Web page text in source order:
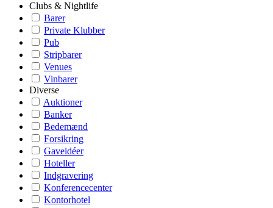
Clubs & Nightlife
Barer
Private Klubber
Pub
Stripbarer
Venues
Vinbarer
Diverse
Auktioner
Banker
Bedemænd
Forsikring
Gaveidéer
Hoteller
Indgravering
Konferencecenter
Kontorhotel